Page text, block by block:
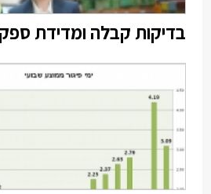
בדיקות קבלה ומדידת